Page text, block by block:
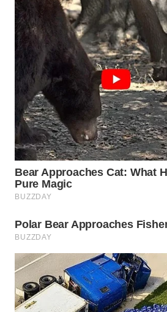
KARO
WN
SIMALUNGUN
WN
LABUHANBATU
WN
TAPANULI
TENGAH
WN DELI
SERDANG
WN
TINGGI
WN
PAKPAK